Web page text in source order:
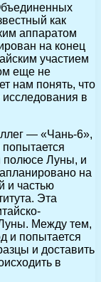
как
аппаратом
на конец
участием
еще не
нам понять, что
в
— «Чань-6»,
полюсе Луны, и
на
и частью
Эта
Между тем,
и попытается
и доставить
в